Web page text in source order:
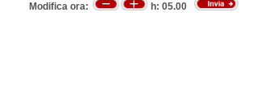
Modifica ora: h: 05.00